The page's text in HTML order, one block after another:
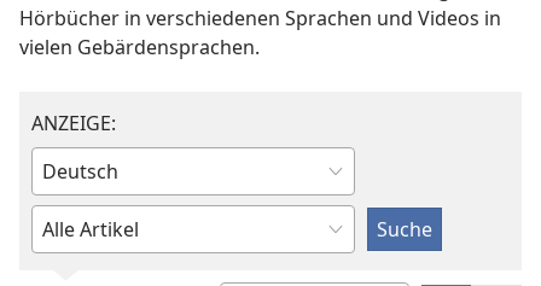
Hörbücher in verschiedenen Sprachen und Videos in
vielen Gebärdensprachen.
ANZEIGE:
Eine
Sprache
eingeben
Auswahl
treffen